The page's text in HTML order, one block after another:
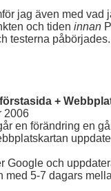
jag även med vad
och tiden innan
testerna påbörjades.
+
2006
en förändring en
Google och
med 5-7 dagars